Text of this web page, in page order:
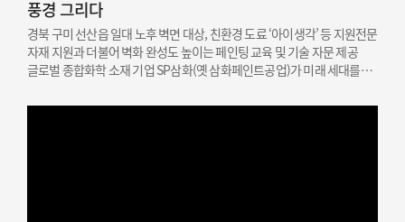
풍경 그리다
경북 구미 선산읍 일대 노후 벽면 대상, 친환경 도료 ‘아이생각’ 등 지원전문
자재 지원과 더불어 벽화 완성도 높이는 페인팅 교육 및 기술 자문 제공
글로벌 종합화학 소재 기업 SP삼화(옛 삼화페인트공업)가 미래 세대를
성공적으로 마쳤다고 밝혔다. SP삼화는…